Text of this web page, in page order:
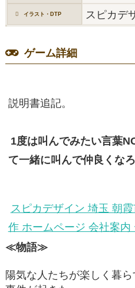
イラスト・DTP スピカデ
ゲーム詳細
説明書追記。
1度は叫んでみたい言葉
て一緒に叫んで仲良くなろ
スピカデザイン 埼玉 朝
作 ホームページ 会社案内
≪物語≫
陽気な人たちが楽しく暮